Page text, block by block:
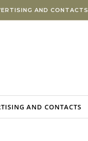
AND CONTACTS
AND CONTACTS